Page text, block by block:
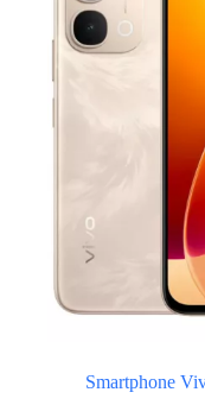
Smartphone